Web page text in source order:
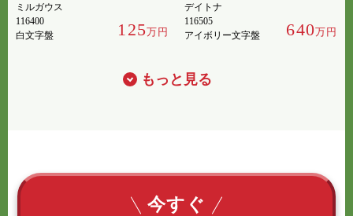
ミルガウス
116400
白文字盤
125万円
デイトナ
116505
アイボリー文字盤
640万円
もっと見る
今すぐ